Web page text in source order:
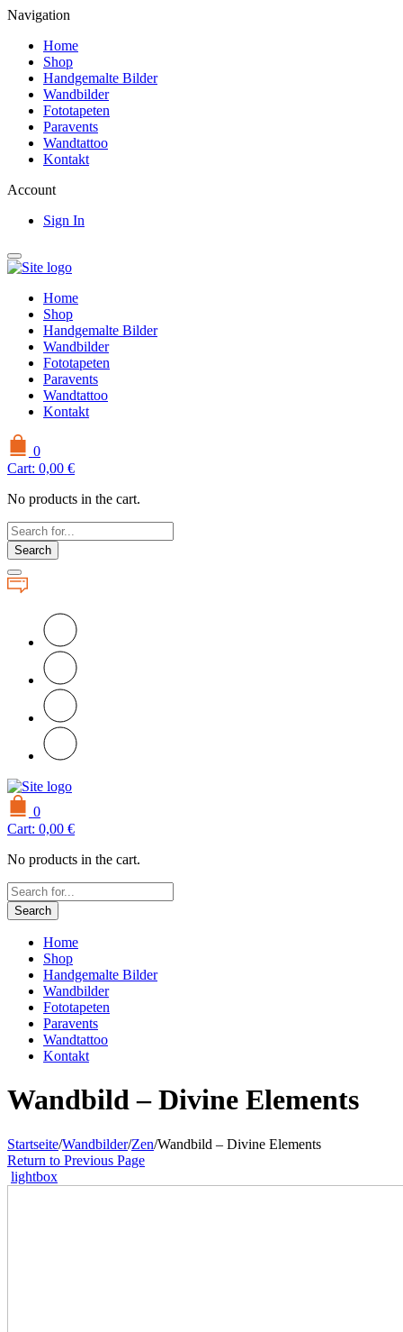
Navigation
Home
Shop
Handgemalte Bilder
Wandbilder
Fototapeten
Paravents
Wandtattoo
Kontakt
Account
Sign In
Home
Shop
Handgemalte Bilder
Wandbilder
Fototapeten
Paravents
Wandtattoo
Kontakt
0
Cart: 0,00 €
No products in the cart.
Search
0
Cart: 0,00 €
No products in the cart.
Search
Home
Shop
Handgemalte Bilder
Wandbilder
Fototapeten
Paravents
Wandtattoo
Kontakt
Wandbild – Divine Elements
Startseite/Wandbilder/Zen/Wandbild – Divine Elements
Return to Previous Page
lightbox